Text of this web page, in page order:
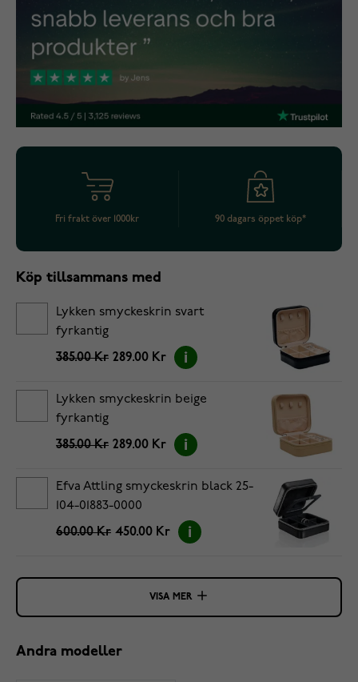
Fri frakt över 1000kr 90 dagars öppet köp*
Köp tillsammans med
Lykken smyckeskrin svart
fyrkantig
385.00 Kr 289.00 Kr
Lykken smyckeskrin beige
fyrkantig
385.00 Kr 289.00 Kr
Efva Attling smyckeskrin black 25-
104-01883-0000
600.00 Kr 450.00 Kr
VISA MER
Andra modeller